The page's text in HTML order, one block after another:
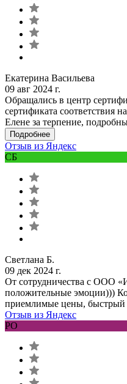
Екатерина Васильева
09 авг 2024 г.
Обращались в центр
сертификата соответствия
Елене за терпение,
Подробнее
Отзыв из Яндекс
СБ
Светлана Б.
09 дек 2024 г.
От сотрудничества с ООО
положительные эмоции)))
приемлимые цены, быстрый
Отзыв из Яндекс
РО